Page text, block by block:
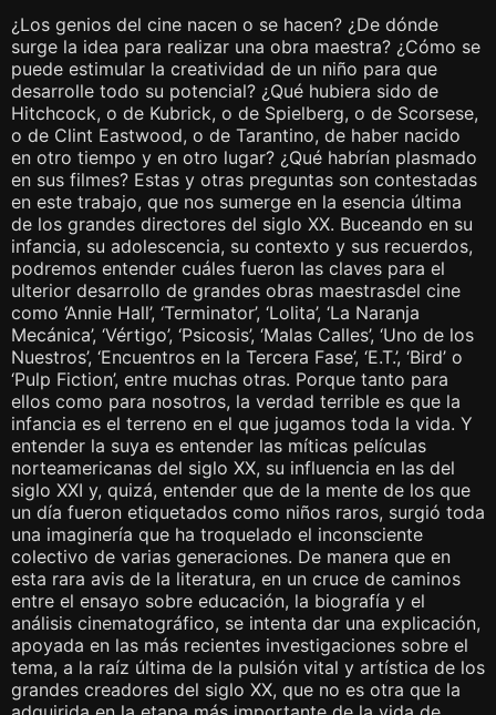
¿Los genios del cine nacen o se hacen? ¿De dónde
surge la idea para realizar una obra maestra? ¿Cómo se
puede estimular la creatividad de un niño para que
desarrolle todo su potencial? ¿Qué hubiera sido de
Hitchcock, o de Kubrick, o de Spielberg, o de Scorsese,
o de Clint Eastwood, o de Tarantino, de haber nacido
en otro tiempo y en otro lugar? ¿Qué habrían plasmado
en sus filmes? Estas y otras preguntas son contestadas
en este trabajo, que nos sumerge en la esencia última
de los grandes directores del siglo XX. Buceando en su
infancia, su adolescencia, su contexto y sus recuerdos,
podremos entender cuáles fueron las claves para el
ulterior desarrollo de grandes obras maestrasdel cine
como ‘Annie Hall’, ‘Terminator’, ‘Lolita’, ‘La Naranja
Mecánica’, ‘Vértigo’, ‘Psicosis’, ‘Malas Calles’, ‘Uno de los
Nuestros’, ‘Encuentros en la Tercera Fase’, ‘E.T.’, ‘Bird’ o
‘Pulp Fiction’, entre muchas otras. Porque tanto para
ellos como para nosotros, la verdad terrible es que la
infancia es el terreno en el que jugamos toda la vida. Y
entender la suya es entender las míticas películas
norteamericanas del siglo XX, su influencia en las del
siglo XXI y, quizá, entender que de la mente de los que
un día fueron etiquetados como niños raros, surgió toda
una imaginería que ha troquelado el inconsciente
colectivo de varias generaciones. De manera que en
esta rara avis de la literatura, en un cruce de caminos
entre el ensayo sobre educación, la biografía y el
análisis cinematográfico, se intenta dar una explicación,
apoyada en las más recientes investigaciones sobre el
tema, a la raíz última de la pulsión vital y artística de los
grandes creadores del siglo XX, que no es otra que la